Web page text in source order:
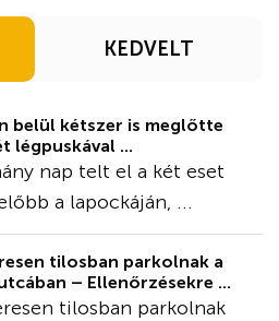
KEDVELT
belül kétszer is meglőtte
légpuskával ...
nap telt el a két eset
a lapockáján, ...
tilosban parkolnak a
– Ellenőrzésekre ...
tilosban parkolnak